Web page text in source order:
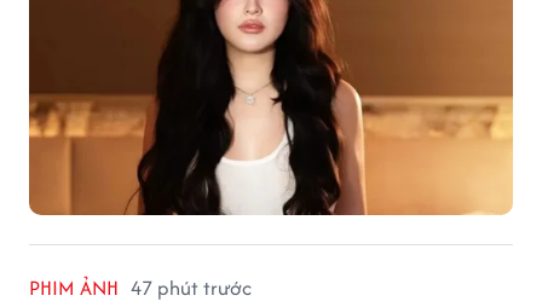
PHIM ẢNH 47 phút trước